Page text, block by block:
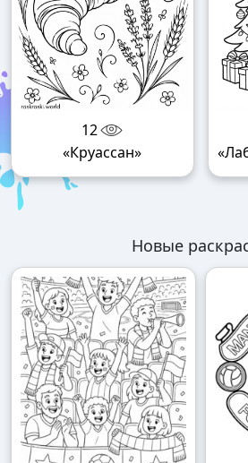
12
«Круассан»
Новые